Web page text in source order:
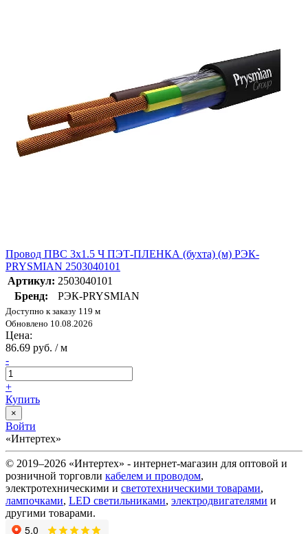
Провод ПВС 3х1.5 Ч ПЭТ-ПЛЕНКА (бухта) (м) РЭК-
PRYSMIAN 2503040101
Артикул: 2503040101
Бренд:
РЭК-PRYSMIAN
Доступно к заказу 119 м
Обновлено 10.08.2026
Цена:
86.69 руб. / м
-
+
Купить
×
Войти
«Интертех»
© 2019–2026 «Интертех» - интернет-магазин для оптовой и
розничной торговли кабелем и проводом,
электротехническими и светотехническими товарами,
лампочками, LED светильниками, электродвигателями и
другими товарами.